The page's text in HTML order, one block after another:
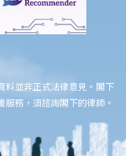
認為僱主忽略了應有的安
險公司索取死亡賠償？
醫療報告 / 醫生紙？
嘗試令保單「復效」。我
料並非正式法律意見。閣下
務，須諮詢閣下的律師。